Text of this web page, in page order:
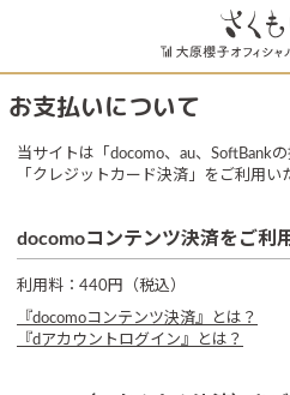
お支払いについて
当サイトは「docomo、au、SoftBank
「クレジットカード決済」をご利用い
docomoコンテンツ決済をご利
利用料：440円（税込）
『docomoコンテンツ決済』とは？
『dアカウントログイン』とは？